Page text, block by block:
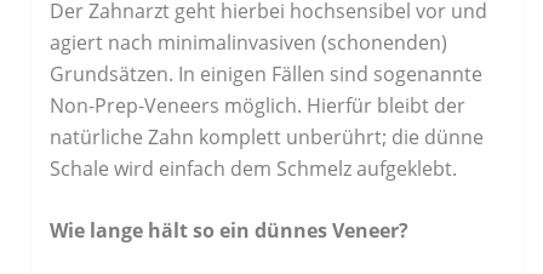
Der Zahnarzt geht hierbei hochsensibel vor und
agiert nach minimalinvasiven (schonenden)
Grundsätzen. In einigen Fällen sind sogenannte
Non-Prep-Veneers möglich. Hierfür bleibt der
natürliche Zahn komplett unberührt; die dünne
Schale wird einfach dem Schmelz aufgeklebt.
Wie lange hält so ein dünnes Veneer?